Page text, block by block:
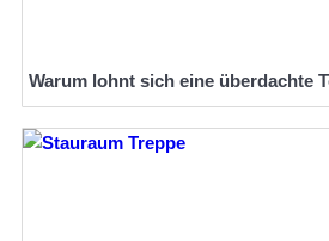
Warum lohnt sich eine überdachte